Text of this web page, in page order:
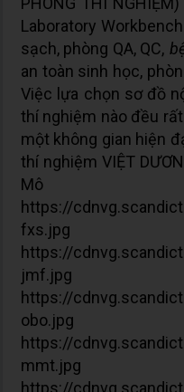
Laboratory
sạch, phòng QA, QC,
an toàn sinh học,
Việc lựa chọn sơ đồ
thí nghiệm nào đều
một không gian hiện
thí nghiệm VIỆT
Mô
https://
fxs.jpg
https://
jmf.jpg
https://
obo.jpg
https://
mmt.jpg
https://